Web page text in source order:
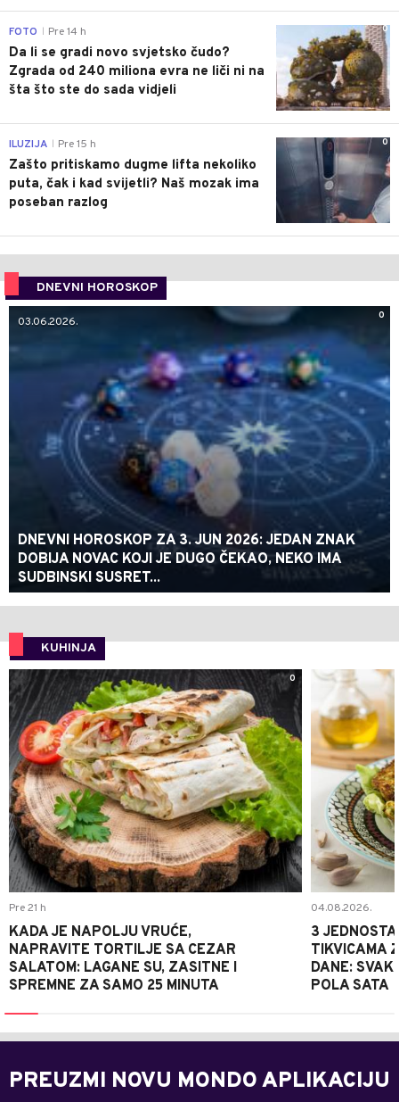
0
FOTO Pre 14 h
Da li se gradi novo svjetsko čudo?
Zgrada od 240 miliona evra ne liči ni na
šta što ste do sada vidjeli
0
ILUZIJA Pre 15 h
Zašto pritiskamo dugme lifta nekoliko
puta, čak i kad svijetli? Naš mozak ima
poseban razlog
DNEVNI HOROSKOP
0
03.06.2026.
DNEVNI HOROSKOP ZA 3. JUN 2026: JEDAN ZNAK
DOBIJA NOVAC KOJI JE DUGO ČEKAO, NEKO IMA
SUDBINSKI SUSRET...
KUHINJA
0
Pre 21 h
KADA JE NAPOLJU VRUĆE,
NAPRAVITE TORTILJE SA CEZAR
SALATOM: LAGANE SU, ZASITNE I
SPREMNE ZA SAMO 25 MINUTA
04.08.2026.
3
TIKVICAMA
DANE:
POLA SATA
PREUZMI NOVU MONDO APLIKACIJU